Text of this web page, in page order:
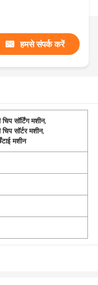
हमसे संपर्क करें
सॉर्टिंग मशीन,
सॉर्टर मशीन,
मशीन